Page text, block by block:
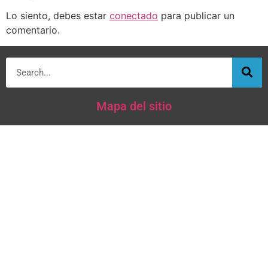
Lo siento, debes estar conectado para publicar un
comentario.
Mapa del sitio